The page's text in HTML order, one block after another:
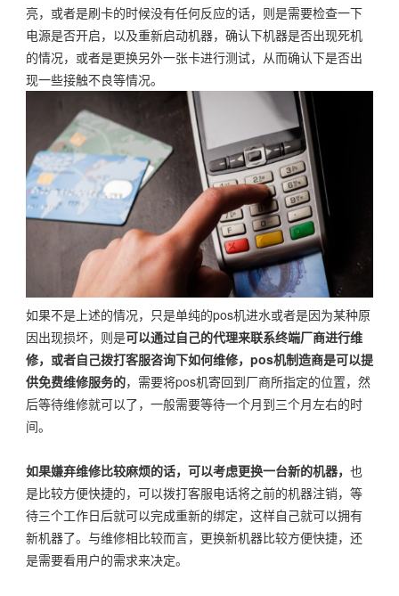
亮，或者是刷卡的时候没有任何反应的话，则是需要检查一下
电源是否开启，以及重新启动机器，确认下机器是否出现死机
的情况，或者是更换另外一张卡进行测试，从而确认下是否出
现一些接触不良等情况。
如果不是上述的情况，只是单纯的pos机进水或者是因为某种原
因出现损坏，则是可以通过自己的代理来联系终端厂商进行维
修，或者自己拨打客服咨询下如何维修，pos机制造商是可以提
供免费维修服务的，需要将pos机寄回到厂商所指定的位置，然
后等待维修就可以了，一般需要等待一个月到三个月左右的时
间。
如果嫌弃维修比较麻烦的话，可以考虑更换一台新的机器， 也
是比较方便快捷的，可以拨打客服电话将之前的机器注销，等
待三个工作日后就可以完成重新的绑定，这样自己就可以拥有
新机器了。与维修相比较而言，更换新机器比较方便快捷，还
是需要看用户的需求来决定。